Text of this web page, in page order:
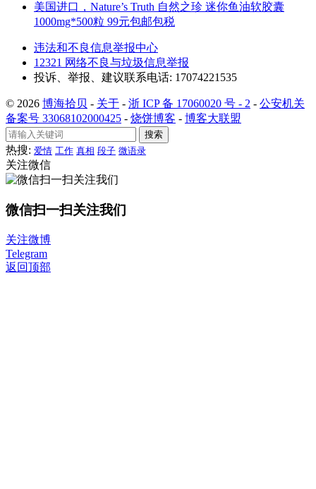
美国进口，Nature’s Truth 自然之珍 迷你鱼油软胶囊
1000mg*500粒 99元包邮包税
违法和不良信息举报中心
12321 网络不良与垃圾信息举报
投诉、举报、建议联系电话: 17074221535
© 2026 博海拾贝 - 关于 - 浙 ICP 备 17060020 号 - 2 - 公安机关
备案号 33068102000425 - 烧饼博客 - 博客大联盟
搜索
热搜: 爱情 工作 真相 段子 微语录
关注微信
微信扫一扫关注我们
关注微博
Telegram
返回顶部